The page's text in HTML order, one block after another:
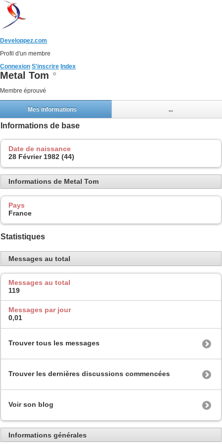
Developpez.com
Profil d'un membre
Connexion S'inscrire Index
Metal Tom
Membre éprouvé
Mes informations ...
Informations de base
Date de naissance
28 Février 1982 (44)
Informations de Metal Tom
Pays
France
Statistiques
Messages au total
Messages au total
119
Messages par jour
0,01
Trouver tous les messages
Trouver les dernières discussions commencées
Voir son blog
Informations générales